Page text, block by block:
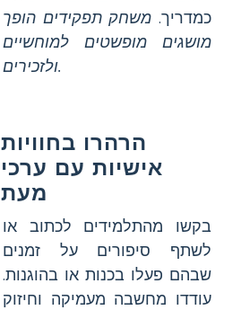
כמדריך. משחק תפקידים הופך
מושגים מופשטים למוחשיים
ולזכירים.
הרהרו בחוויות
אישיות עם ערכי
מעת
בקשו מהתלמידים לכתוב או
לשתף סיפורים על זמנים
שבהם פעלו בכנות או בהוגנות.
עודדו מחשבה מעמיקה וחיזוק